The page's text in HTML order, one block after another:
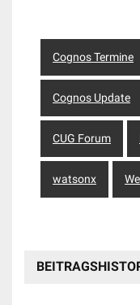
Cognos Termine
Cognos Update
CUG Forum
watsonx